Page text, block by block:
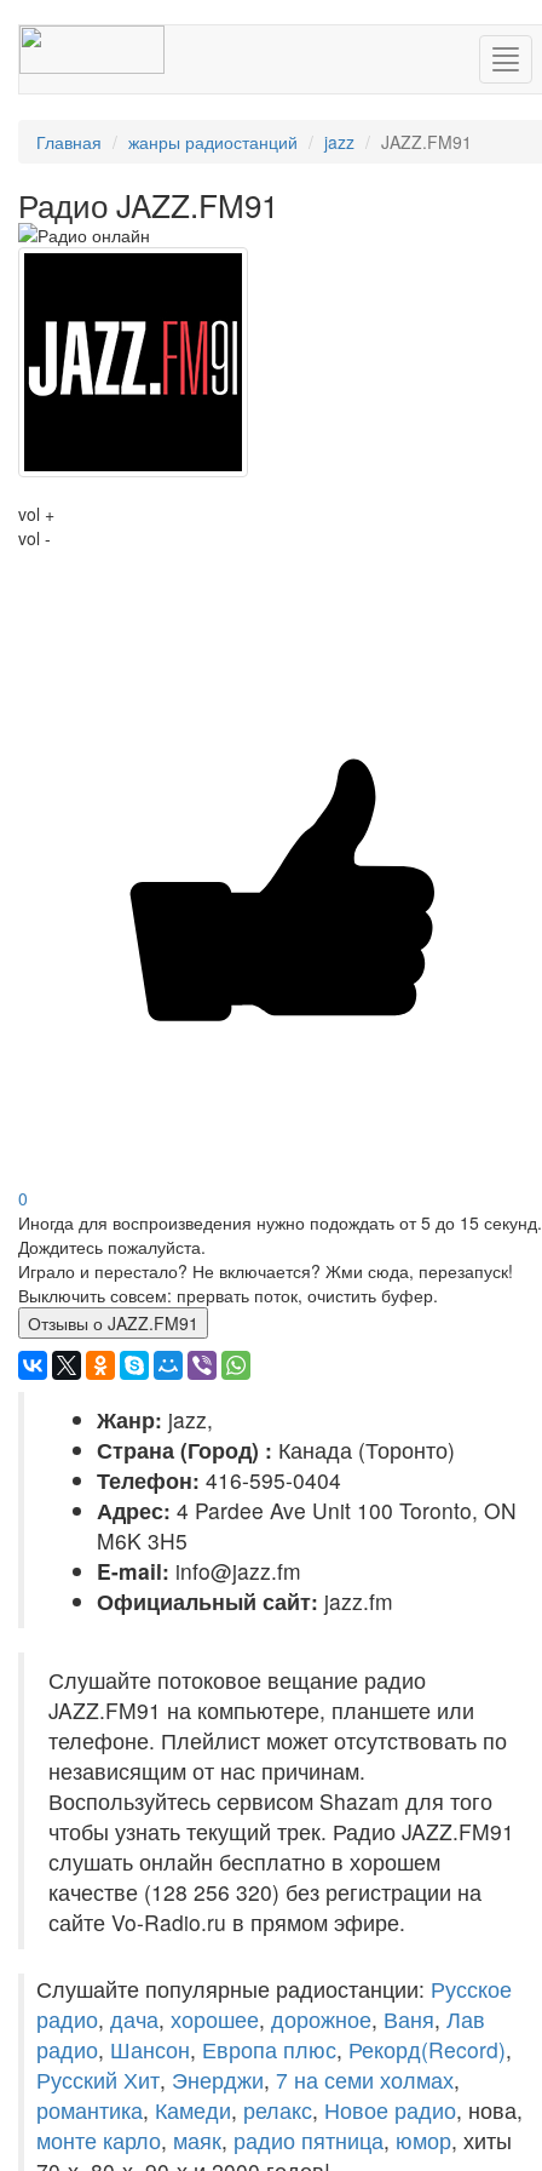
Главная жанры радиостанций jazz JAZZ.FM91
Радио JAZZ.FM91
vol +
vol -
0
Иногда для воспроизведения нужно подождать от 5 до 15 секунд.
Дождитесь пожалуйста.
Играло и перестало? Не включается? Жми сюда, перезапуск!
Выключить совсем: прервать поток, очистить буфер.
Отзывы о JAZZ.FM91
Жанр: jazz,
Страна (Город) : Канада (Торонто)
Телефон: 416-595-0404
Адрес: 4 Pardee Ave Unit 100 Toronto, ON
M6K 3H5
E-mail: info@jazz.fm
Официальный сайт: jazz.fm
Слушайте потоковое вещание радио
JAZZ.FM91 на компьютере, планшете или
телефоне. Плейлист может отсутствовать по
независящим от нас причинам.
Воспользуйтесь сервисом Shazam для того
чтобы узнать текущий трек. Радио JAZZ.FM91
слушать онлайн бесплатно в хорошем
качестве (128 256 320) без регистрации на
сайте Vo-Radio.ru в прямом эфире.
Слушайте популярные радиостанции: Русское
радио, дача, хорошее, дорожное, Ваня, Лав
радио, Шансон, Европа плюс, Рекорд(Record),
Русский Хит, Энерджи, 7 на семи холмах,
романтика, Камеди, релакс, Новое радио, нова,
монте карло, маяк, радио пятница, юмор, хиты